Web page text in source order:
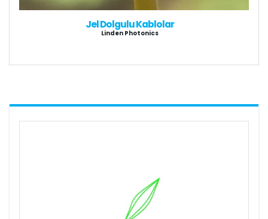
Jel Dolgulu Kablolar
Linden Photonics